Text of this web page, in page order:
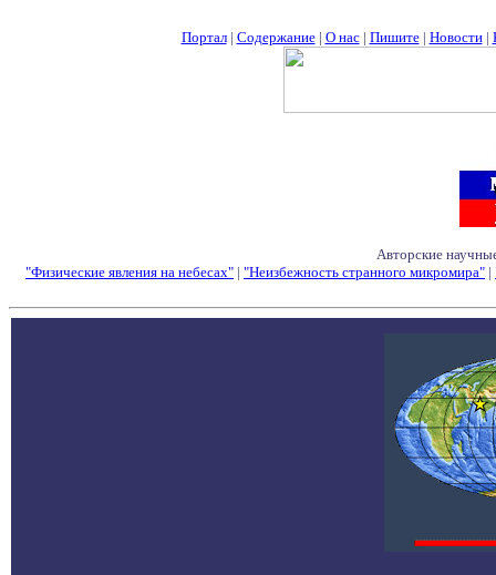
Портал| Содержание| О нас| Пишите| Новости|
Авторские
"Физические явления на небесах" | "Неизбежность странного микромира" |